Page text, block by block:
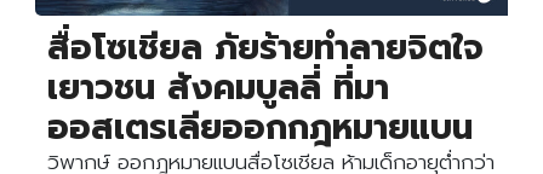
สื่อโซเชียล ภัยร้ายทำลายจิตใจ
เยาวชน สังคมบูลลี่ ที่มา
ออสเตรเลียออกกฎหมายแบน
วิพากษ์ ออกฎหมายแบนสื่อโซเชียล ห้ามเด็กอายุต่ำกว่า